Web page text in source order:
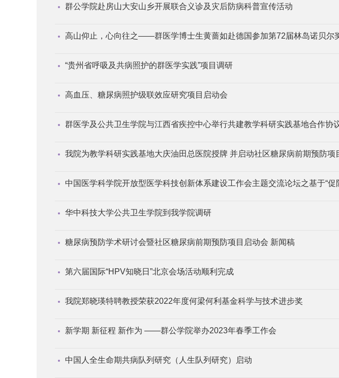
群公学院赴房山大安山乡开展联合义诊及灾后防病科普宣传活动
高山仰止，心向往之——群医学博士生黄蔷如赴德国参加第72届林岛诺贝尔
“贵州省呼吸及共病照护的群医学实践”项目调研
高血压、糖尿病照护级联效应研究项目启动会
群医学及公共卫生学院与江西省疾控中心举行共建教学科研实践基地合作协
我院为教学科研实践基地大庆油田总医院授牌 并启动社区糖尿病前期预防项
中国医学科学院开放型医学科技创新体系建设工作会主题交流论坛之基于“
华中科技大学公共卫生学院到我学院调研
糖尿病预防学术研讨会暨社区糖尿病前期预防项目启动会 新闻稿
第六届国际“HPV知晓日”北京会场活动顺利完成
我院郑晓瑛特聘教授荣获2022年度何梁何利基金科学与技术进步奖
新学期 新征程 新作为 ——群公学院举办2023年春季工作会
中国人全生命期共病队列研究（人生队列研究）启动